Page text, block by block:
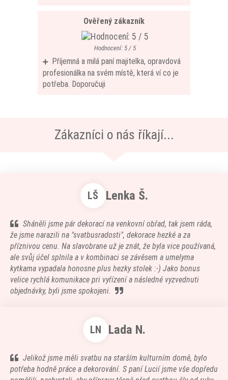
Ověřený zákazník
Hodnocení: 5 / 5
Příjemná a milá paní majitelka, opravdová
profesionálka na svém místě, která ví co je
potřeba. Doporučuji
Zákazníci o nás říkají...
LŠ Lenka Š.
Sháněli jsme pár dekorací na venkovní obřad, tak jsem ráda,
že jsme narazili na "svatbusradosti", dekorace hezké a za
příznivou cenu. Na slavobrane už je znát, že byla vice používaná,
ale svůj účel splnila a v kombinaci se závěsem a umelyma
kytkama vypadala honosne plus hezky stolek :-) Jako bonus
velice rychlá komunikace pri vyřízení a následné vyzvednuti
objednávky, byli jsme spokojeni.
LN Lada N.
Jelikož jsme měli svatbu na starším kulturním domě, bylo
potřeba hodně práce a dekorování. S paní Lucií jsme vše dopředu